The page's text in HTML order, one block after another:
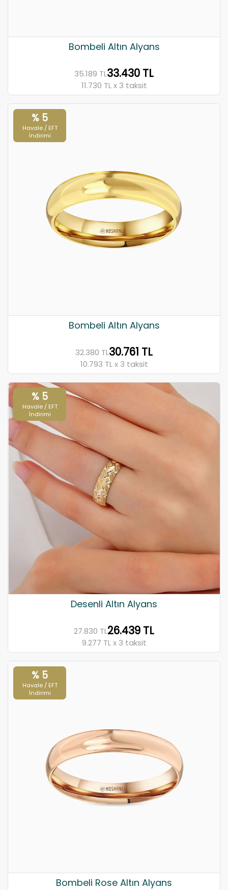
Bombeli Altın Alyans
35.189 TL33.430 TL
11.730 TL x 3 taksit
% 5
Havale / EFT
İndirimi
Bombeli Altın Alyans
32.380 TL30.761 TL
10.793 TL x 3 taksit
% 5
Havale / EFT
İndirimi
Desenli Altın Alyans
27.830 TL26.439 TL
9.277 TL x 3 taksit
% 5
Havale / EFT
İndirimi
Bombeli Rose Altın Alyans